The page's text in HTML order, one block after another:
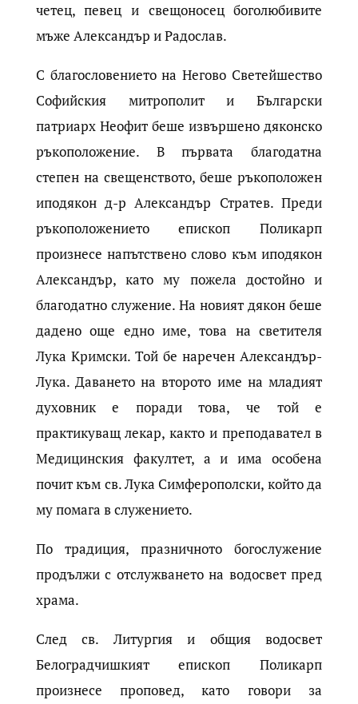
четец, певец и свещоносец боголюбивите
мъже Александър и Радослав.
С благословението на Негово Светейшество
Софийския митрополит и Български
патриарх Неофит беше извършено дяконско
ръкоположение. В първата благодатна
степен на свещенството, беше ръкоположен
иподякон д-р Александър Стратев. Преди
ръкоположението епископ Поликарп
произнесе напътствено слово към иподякон
Александър, като му пожела достойно и
благодатно служение. На новият дякон беше
дадено още едно име, това на светителя
Лука Кримски. Той бе наречен Александър-
Лука. Даването на второто име на младият
духовник е поради това, че той е
практикуващ лекар, както и преподавател в
Медицинския факултет, а и има особена
почит към св. Лука Симферополски, който да
му помага в служението.
По традиция, празничното богослужение
продължи с отслужването на водосвет пред
храма.
След св. Литургия и общия водосвет
Белоградчишкият епископ Поликарп
произнесе проповед, като говори за